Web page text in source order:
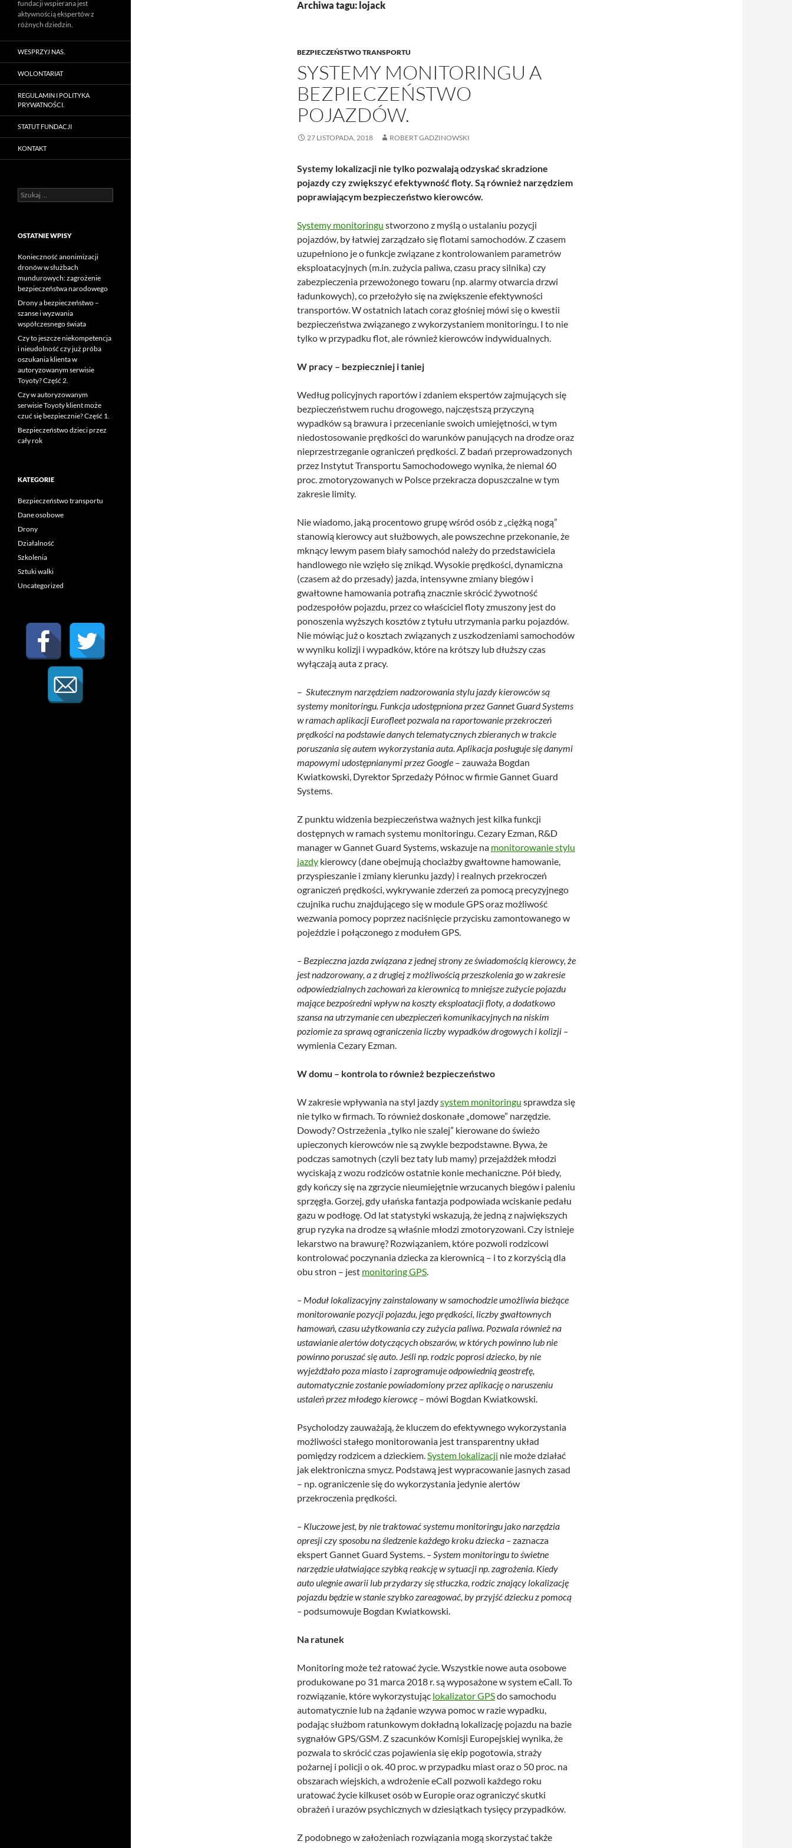
Archiwa tagu: lojack
BEZPIECZEŃSTWO TRANSPORTU
SYSTEMY MONITORINGU A
BEZPIECZEŃSTWO
POJAZDÓW.
27 LISTOPADA, 2018 ROBERT GADZINOWSKI
Systemy lokalizacji nie tylko pozwalają odzyskać skradzione
pojazdy czy zwiększyć efektywność floty. Są również narzędziem
poprawiającym bezpieczeństwo kierowców.
Systemy monitoringu stworzono z myślą o ustalaniu pozycji
pojazdów, by łatwiej zarządzało się flotami samochodów. Z czasem
uzupełniono je o funkcje związane z kontrolowaniem parametrów
eksploatacyjnych (m.in. zużycia paliwa, czasu pracy silnika) czy
zabezpieczenia przewożonego towaru (np. alarmy otwarcia drzwi
ładunkowych), co przełożyło się na zwiększenie efektywności
transportów. W ostatnich latach coraz głośniej mówi się o kwestii
bezpieczeństwa związanego z wykorzystaniem monitoringu. I to nie
tylko w przypadku flot, ale również kierowców indywidualnych.
W pracy – bezpieczniej i taniej
Według policyjnych raportów i zdaniem ekspertów zajmujących się
bezpieczeństwem ruchu drogowego, najczęstszą przyczyną
wypadków są brawura i przecenianie swoich umiejętności, w tym
niedostosowanie prędkości do warunków panujących na drodze oraz
nieprzestrzeganie ograniczeń prędkości. Z badań przeprowadzonych
przez Instytut Transportu Samochodowego wynika, że niemal 60
proc. zmotoryzowanych w Polsce przekracza dopuszczalne w tym
zakresie limity.
Nie wiadomo, jaką procentowo grupę wśród osób z „ciężką nogą”
stanowią kierowcy aut służbowych, ale powszechne przekonanie, że
mknący lewym pasem biały samochód należy do przedstawiciela
handlowego nie wzięło się znikąd. Wysokie prędkości, dynamiczna
(czasem aż do przesady) jazda, intensywne zmiany biegów i
gwałtowne hamowania potrafią znacznie skrócić żywotność
podzespołów pojazdu, przez co właściciel floty zmuszony jest do
ponoszenia wyższych kosztów z tytułu utrzymania parku pojazdów.
Nie mówiąc już o kosztach związanych z uszkodzeniami samochodów
w wyniku kolizji i wypadków, które na krótszy lub dłuższy czas
wyłączają auta z pracy.
– Skutecznym narzędziem nadzorowania stylu jazdy kierowców są
systemy monitoringu. Funkcja udostępniona przez Gannet Guard Systems
w ramach aplikacji Eurofleet pozwala na raportowanie przekroczeń
prędkości na podstawie danych telematycznych zbieranych w trakcie
poruszania się autem wykorzystania auta. Aplikacja posługuje się danymi
mapowymi udostępnianymi przez Google – zauważa Bogdan
Kwiatkowski, Dyrektor Sprzedaży Północ w firmie Gannet Guard
Systems.
Z punktu widzenia bezpieczeństwa ważnych jest kilka funkcji
dostępnych w ramach systemu monitoringu. Cezary Ezman, R&D
manager w Gannet Guard Systems, wskazuje na monitorowanie stylu
jazdy kierowcy (dane obejmują chociażby gwałtowne hamowanie,
przyspieszanie i zmiany kierunku jazdy) i realnych przekroczeń
ograniczeń prędkości, wykrywanie zderzeń za pomocą precyzyjnego
czujnika ruchu znajdującego się w module GPS oraz możliwość
wezwania pomocy poprzez naciśnięcie przycisku zamontowanego w
pojeździe i połączonego z modułem GPS.
– Bezpieczna jazda związana z jednej strony ze świadomością kierowcy, że
jest nadzorowany, a z drugiej z możliwością przeszkolenia go w zakresie
odpowiedzialnych zachowań za kierownicą to mniejsze zużycie pojazdu
mające bezpośredni wpływ na koszty eksploatacji floty, a dodatkowo
szansa na utrzymanie cen ubezpieczeń komunikacyjnych na niskim
poziomie za sprawą ograniczenia liczby wypadków drogowych i kolizji –
wymienia Cezary Ezman.
W domu – kontrola to również bezpieczeństwo
W zakresie wpływania na styl jazdysystem monitoringu sprawdza się
nie tylko w firmach. To również doskonałe „domowe” narzędzie.
Dowody? Ostrzeżenia „tylko nie szalej” kierowane do świeżo
upieczonych kierowców nie są zwykle bezpodstawne. Bywa, że
podczas samotnych (czyli bez taty lub mamy) przejażdżek młodzi
wyciskają z wozu rodziców ostatnie konie mechaniczne. Pół biedy,
gdy kończy się na zgrzycie nieumiejętnie wrzucanych biegów i paleniu
sprzęgła. Gorzej, gdy ułańska fantazja podpowiada wciskanie pedału
gazu w podłogę. Od lat statystyki wskazują, że jedną z największych
grup ryzyka na drodze są właśnie młodzi zmotoryzowani. Czy istnieje
lekarstwo na brawurę? Rozwiązaniem, które pozwoli rodzicowi
kontrolować poczynania dziecka za kierownicą – i to z korzyścią dla
obu stron – jest monitoring GPS.
– Moduł lokalizacyjny zainstalowany w samochodzie umożliwia bieżące
monitorowanie pozycji pojazdu, jego prędkości, liczby gwałtownych
hamowań, czasu użytkowania czy zużycia paliwa. Pozwala również na
ustawianie alertów dotyczących obszarów, w których powinno lub nie
powinno poruszać się auto. Jeśli np. rodzic poprosi dziecko, by nie
wyjeżdżało poza miasto i zaprogramuje odpowiednią geostrefę,
automatycznie zostanie powiadomiony przez aplikację o naruszeniu
ustaleń przez młodego kierowcę – mówi Bogdan Kwiatkowski.
Psycholodzy zauważają, że kluczem do efektywnego wykorzystania
możliwości stałego monitorowania jest transparentny układ
pomiędzy rodzicem a dzieckiem.System lokalizacji nie może działać
jak elektroniczna smycz. Podstawą jest wypracowanie jasnych zasad
– np. ograniczenie się do wykorzystania jedynie alertów
przekroczenia prędkości.
– Kluczowe jest, by nie traktować systemu monitoringu jako narzędzia
opresji czy sposobu na śledzenie każdego kroku dziecka –zaznacza
ekspert Gannet Guard Systems. – System monitoringu to świetne
narzędzie ułatwiające szybką reakcję w sytuacji np. zagrożenia. Kiedy
auto ulegnie awarii lub przydarzy się stłuczka, rodzic znający lokalizację
pojazdu będzie w stanie szybko zareagować, by przyjść dziecku z pomocą
– podsumowuje Bogdan Kwiatkowski.
Na ratunek
Monitoring może też ratować życie. Wszystkie nowe auta osobowe
produkowane po 31 marca 2018 r. są wyposażone w system eCall. To
rozwiązanie, które wykorzystując lokalizator GPSdo samochodu
automatycznie lub na żądanie wzywa pomoc w razie wypadku,
podając służbom ratunkowym dokładną lokalizację pojazdu na bazie
sygnałów GPS/GSM. Z szacunków Komisji Europejskiej wynika, że
pozwala to skrócić czas pojawienia się ekip pogotowia, straży
pożarnej i policji o ok. 40 proc. w przypadku miast oraz o 50 proc. na
obszarach wiejskich, a wdrożenie eCall pozwoli każdego roku
uratować życie kilkuset osób w Europie oraz ograniczyć skutki
obrażeń i urazów psychicznych w dziesiątkach tysięcy przypadków.
Z podobnego w założeniach rozwiązania mogą skorzystać także
fundacji wspierana jest
aktywnością ekspertów z
różnych dziedzin.
WESPRZYJ NAS.
WOLONTARIAT
REGULAMIN I POLITYKA
PRYWATNOŚCI.
STATUT FUNDACJI
KONTAKT
Szukaj:
OSTATNIE WPISY
Konieczność anonimizacji
dronów w służbach
mundurowych: zagrożenie
bezpieczeństwa narodowego
Drony a bezpieczeństwo –
szanse i wyzwania
współczesnego świata
Czy to jeszcze niekompetencja
i nieudolność czy już próba
oszukania klienta w
autoryzowanym serwisie
Toyoty? Część 2.
Czy w autoryzowanym
serwisie Toyoty klient może
czuć się bezpiecznie? Część 1.
Bezpieczeństwo dzieci przez
cały rok
KATEGORIE
Bezpieczeństwo transportu
Dane osobowe
Drony
Działalność
Szkolenia
Sztuki walki
Uncategorized